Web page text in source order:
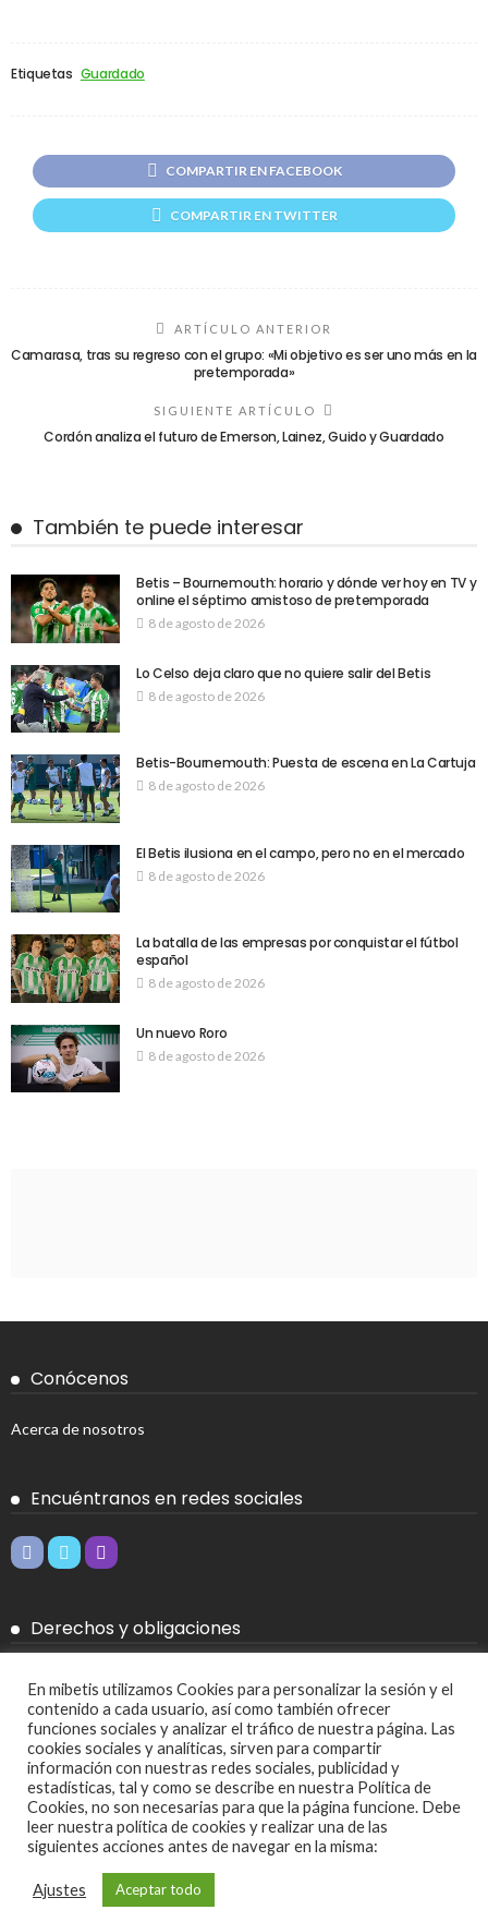
Etiquetas Guardado
COMPARTIR EN FACEBOOK
COMPARTIR EN TWITTER
ARTÍCULO ANTERIOR
Camarasa, tras su regreso con el grupo: «Mi objetivo es ser uno más en la
pretemporada»
SIGUIENTE ARTÍCULO
Cordón analiza el futuro de Emerson, Lainez, Guido y Guardado
También te puede interesar
Betis – Bournemouth: horario y dónde ver hoy en TV y
online el séptimo amistoso de pretemporada
8 de agosto de 2026
Lo Celso deja claro que no quiere salir del Betis
8 de agosto de 2026
Betis-Bournemouth: Puesta de escena en La Cartuja
8 de agosto de 2026
El Betis ilusiona en el campo, pero no en el mercado
8 de agosto de 2026
La batalla de las empresas por conquistar el fútbol
español
8 de agosto de 2026
Un nuevo Roro
8 de agosto de 2026
Conócenos
Acerca de nosotros
Encuéntranos en redes sociales
Derechos y obligaciones
Política de Cookies
Política de privacidad
Más
Ajustes de cookies
En mibetis utilizamos Cookies para personalizar la sesión y el
contenido a cada usuario, así como también ofrecer
funciones sociales y analizar el tráfico de nuestra página. Las
cookies sociales y analíticas, sirven para compartir
información con nuestras redes sociales, publicidad y
estadísticas, tal y como se describe en nuestra Política de
Cookies, no son necesarias para que la página funcione. Debe
leer nuestra política de cookies y realizar una de las
siguientes acciones antes de navegar en la misma:
Ajustes Aceptar todo